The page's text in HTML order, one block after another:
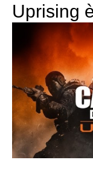
Uprising